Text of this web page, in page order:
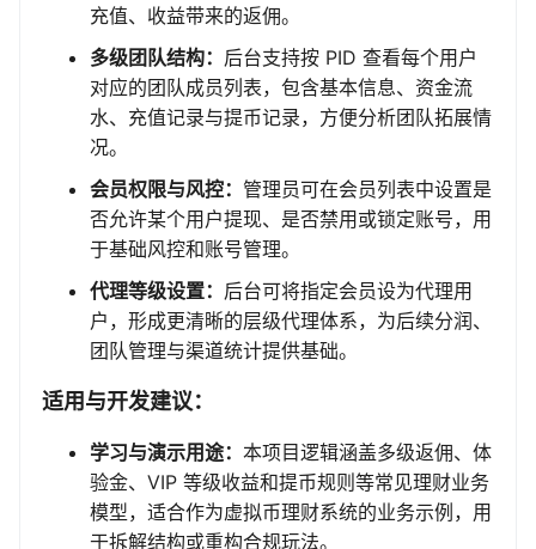
充值、收益带来的返佣。
多级团队结构： 后台支持按 PID 查看每个用户
对应的团队成员列表，包含基本信息、资金流
水、充值记录与提币记录，方便分析团队拓展情
况。
会员权限与风控： 管理员可在会员列表中设置是
否允许某个用户提现、是否禁用或锁定账号，用
于基础风控和账号管理。
代理等级设置： 后台可将指定会员设为代理用
户，形成更清晰的层级代理体系，为后续分润、
团队管理与渠道统计提供基础。
适用与开发建议：
学习与演示用途： 本项目逻辑涵盖多级返佣、体
验金、VIP 等级收益和提币规则等常见理财业务
模型，适合作为虚拟币理财系统的业务示例，用
于拆解结构或重构合规玩法。